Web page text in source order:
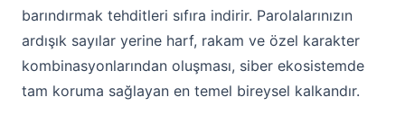
barındırmak tehditleri sıfıra indirir. Parolalarınızın
ardışık sayılar yerine harf, rakam ve özel karakter
kombinasyonlarından oluşması, siber ekosistemde
tam koruma sağlayan en temel bireysel kalkandır.